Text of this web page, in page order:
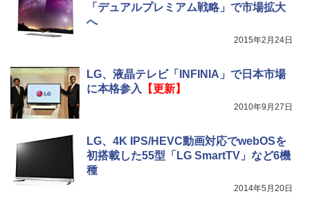
「デュアルプレミアム戦略」で市場拡大
へ
2015年2月24日
LG、液晶テレビ「INFINIA」で日本市場
に本格参入
【更新】
2010年9月27日
LG、4K IPS/HEVC動画対応でwebOSを
初搭載した55型「LG SmartTV」など6機
種
2014年5月20日